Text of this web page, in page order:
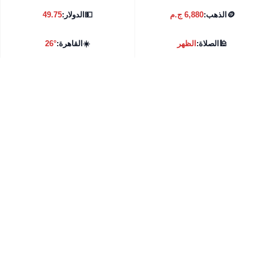
🪙 الذهب:6,880 ج.م 💵الدولار:49.75
🕌الصلاة:الظهر ☀️القاهرة:26°